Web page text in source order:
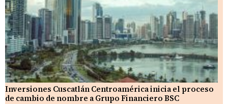
Inversiones Cuscatlán Centroamérica inicia el proceso
de cambio de nombre a Grupo Financiero BSC